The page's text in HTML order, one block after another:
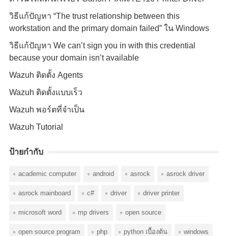
วิธีแก้ปัญหา “The trust relationship between this
workstation and the primary domain failed” ใน Windows
วิธีแก้ปัญหา We can’t sign you in with this credential
because your domain isn’t available
Wazuh ติดตั้ง Agents
Wazuh ติดตั้งแบบเร็ว
Wazuh พอร์ตที่จำเป็น
Wazuh Tutorial
ป้ายกำกับ
academic computer android asrock asrock driver
asrock mainboard c# driver driver printer
microsoft word mp drivers open source
open source program php python เบื้องต้น windows